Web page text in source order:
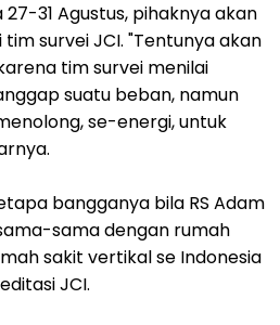
31 Agustus, pihaknya akan
survei JCI. "Tentunya akan
tim survei menilai
suatu beban, namun
se-energi, untuk
bangganya bila RS Adam
sama dengan rumah
sakit vertikal se Indonesia
JCI.